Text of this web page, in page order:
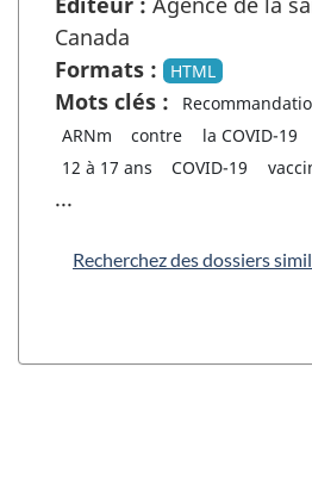
Canada
Formats :
HTML
Mots clés :
ARNm
contre la COVID-19
12 à 17 ans
COVID-19
...
Recherchez des dossiers